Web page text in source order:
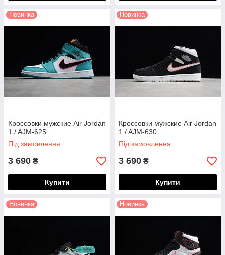
Новинка
Кроссовки мужские Air Jordan
1 / AJM-625
Під замовлення
3 690 ₴
Купити
Новинка
Кроссовки мужские Air Jordan
1 / AJM-630
Під замовлення
3 690 ₴
Купити
Новинка Новинка